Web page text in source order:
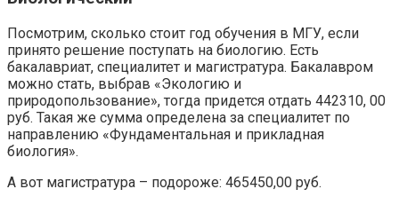
Посмотрим, сколько стоит год обучения в МГУ, если
принято решение поступать на биологию. Есть
бакалавриат, специалитет и магистратура. Бакалавром
можно стать, выбрав «Экологию и
природопользование», тогда придется отдать 442310, 00
руб. Такая же сумма определена за специалитет по
направлению «Фундаментальная и прикладная
биология».
А вот магистратура – подороже: 465450,00 руб.